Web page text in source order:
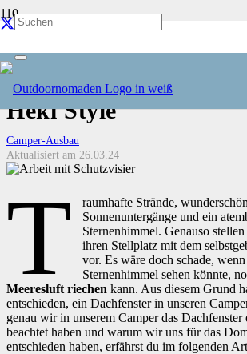
einbauen – das
Heki Style
Camper-Ausbau
Aktualisiert am 26.03.24
T
raumhafte Strände,
Sonnenuntergänge und ein
Sternenhimmel. Genauso
ihren Stellplatz mit dem
vor. Es wäre doch schade,
Sternenhimmel sehen könnte,
Meeresluft riechen kann. Aus diesem Grund
entschieden, ein Dachfenster in unseren
genau wir in unserem Camper das
beachtet haben und warum wir uns für das
entschieden haben, erfährst du im folgenden